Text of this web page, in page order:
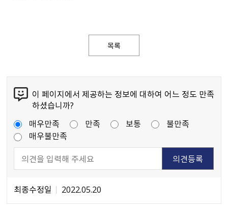
목록
이 페이지에서 제공하는 정보에 대하여 어느 정도 만족
하셨습니까?
매우만족
만족 보통
불만족
매우불만족
최종수정일 2022.05.20